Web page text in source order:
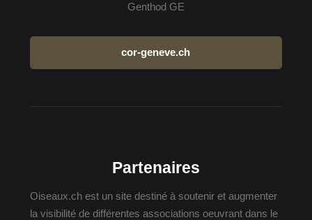
Genthod GE
cor-geneve.ch
Partenaires
Oiseaux.ch est un site destiné à soutenir et augmenter
la visibilité de différentes associations oeuvrant dans le